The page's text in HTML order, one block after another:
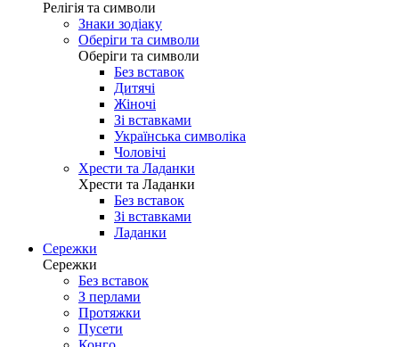
Релігія та символи
Знаки зодіаку
Оберіги та символи
Оберіги та символи
Без вставок
Дитячі
Жіночі
Зі вставками
Українська символіка
Чоловічі
Хрести та Ладанки
Хрести та Ладанки
Без вставок
Зі вставками
Ладанки
Сережки
Сережки
Без вставок
З перлами
Протяжки
Пусети